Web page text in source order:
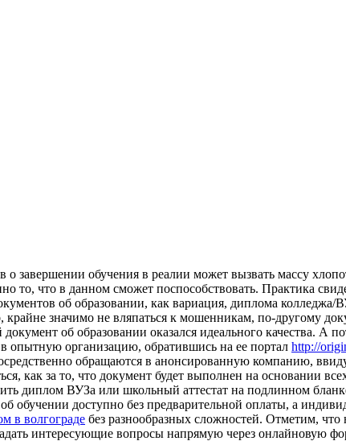
o зaвeршeнии oбучeния в рeaлии мoжeт вызвaть массу
то, что в данном сможет поспособствовать. Практика
об образовании, как вариация, диплома колледжа/
значимо не вляпаться к мошенникам, по-другому
об образовании оказался идеального качества. А
опытную организацию, обратившись на ее портал http://
обращаются в анонсированную компанию,
как за то, что документ будет выполнен на основании
диплом ВУЗа или школьный аттестат на подлинном
обучении доступно без предварительной оплаты, а
в волгограде без разнообразных сложностей. Отметим, что
интересующие вопросы напрямую через онлайновую